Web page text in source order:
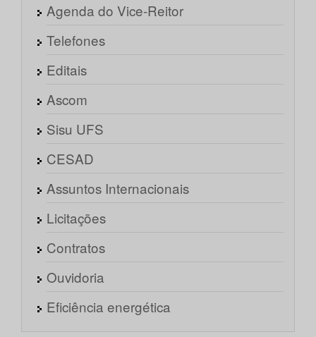
Agenda do Vice-Reitor
Telefones
Editais
Ascom
Sisu UFS
CESAD
Assuntos Internacionais
Licitações
Contratos
Ouvidoria
Eficiência energética